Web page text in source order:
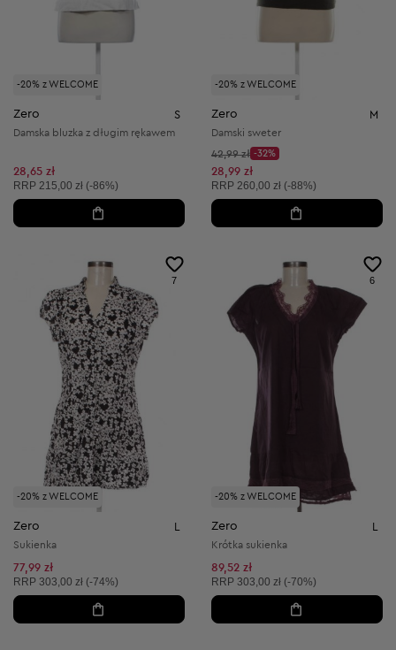
-20% z WELCOME
Zero S
Damska bluzka z długim rękawem
28,65 zł
Cena sugerowana:
RRP 215,00 zł (-86%)
-20% z WELCOME
Zero M
Damski sweter
Cena początkowa:
42,99 zł
Discount Price:
-32%
Obniżona cena:
28,99 zł
Cena sugerowana:
RRP 260,00 zł (-88%)
-20% z WELCOME
7
Zero L
Sukienka
77,99 zł
Cena sugerowana:
RRP 303,00 zł (-74%)
-20% z WELCOME
6
Zero L
Krótka sukienka
89,52 zł
Cena sugerowana:
RRP 303,00 zł (-70%)